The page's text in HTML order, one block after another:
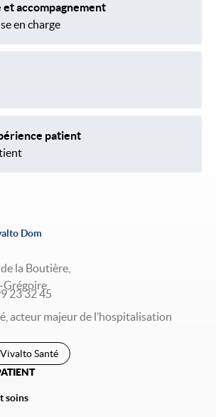
et accompagnement
en charge
patient
Dom
la Boutière,
Grégoire
23 32 45
acteur majeur de l’hospitalisation
Santé
soins